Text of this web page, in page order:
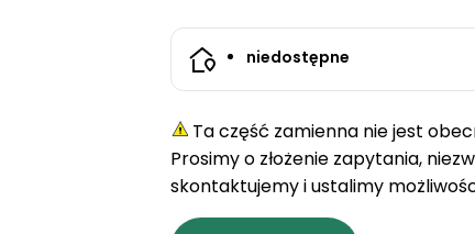
niedostępne
Ta część zamienna nie jest
Prosimy o złożenie zapytania,
skontaktujemy i ustalimy